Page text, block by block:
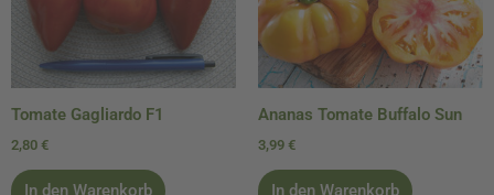
Tomate Gagliardo F1
2,80 €
In den Warenkorb
Ananas Tomate Buffalo Sun
3,99 €
In den Warenkorb